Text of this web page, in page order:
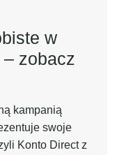
w
zobacz
kampanią
swoje
Konto Direct z